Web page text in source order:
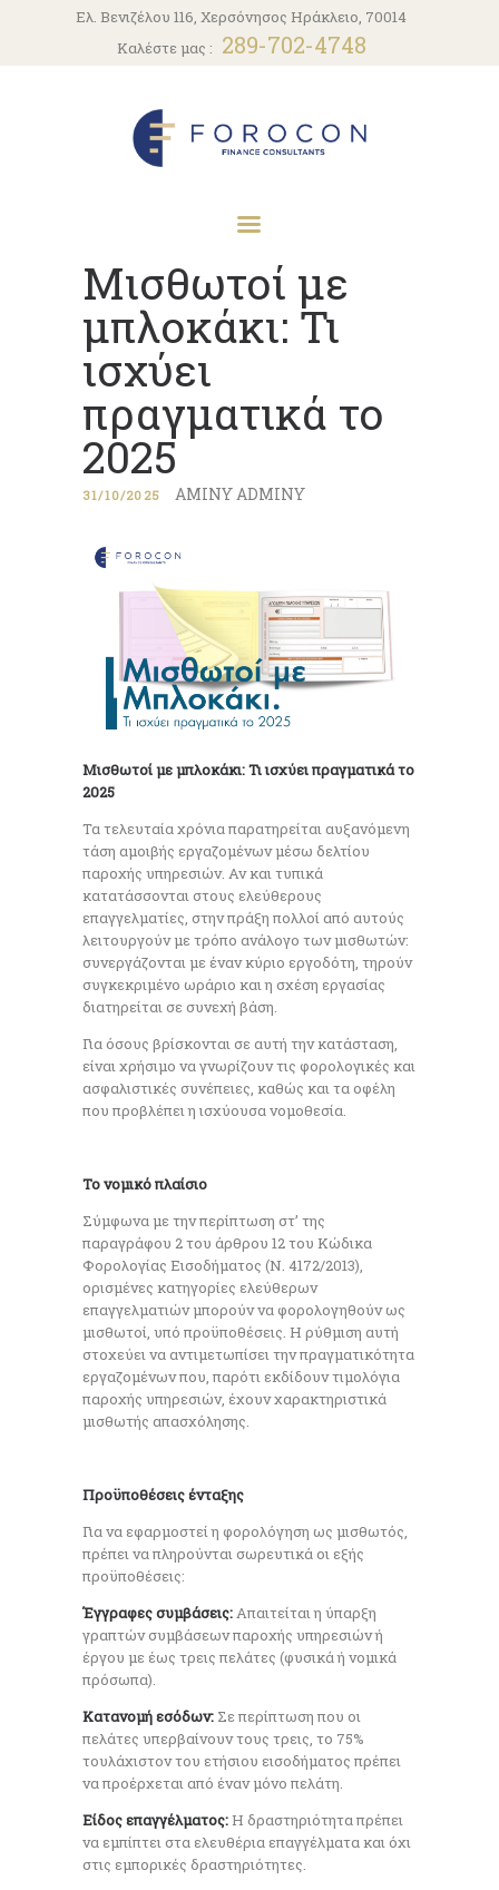
Ελ. Βενιζέλου 116, Χερσόνησος Ηράκλειο, 70014
Καλέστε μας : 289-702-4748
ΑΡΧΙΚΗ
Η ΕΤΑΙΡΕΙΑ
Μισθωτοί με
μπλοκάκι: Τι
ισχύει
πραγματικά το
2025
31/10/2025 AMINY ADMINY
Μισθωτοί με μπλοκάκι: Τι ισχύει πραγματικά το
2025
Τα τελευταία χρόνια παρατηρείται αυξανόμενη
τάση αμοιβής εργαζομένων μέσω δελτίου
παροχής υπηρεσιών. Αν και τυπικά
κατατάσσονται στους ελεύθερους
επαγγελματίες, στην πράξη πολλοί από αυτούς
λειτουργούν με τρόπο ανάλογο των μισθωτών:
συνεργάζονται με έναν κύριο εργοδότη, τηρούν
συγκεκριμένο ωράριο και η σχέση εργασίας
διατηρείται σε συνεχή βάση.
Για όσους βρίσκονται σε αυτή την κατάσταση,
είναι χρήσιμο να γνωρίζουν τις φορολογικές και
ασφαλιστικές συνέπειες, καθώς και τα οφέλη
που προβλέπει η ισχύουσα νομοθεσία.
Το νομικό πλαίσιο
Σύμφωνα με την περίπτωση στ’ της
παραγράφου 2 του άρθρου 12 του Κώδικα
Φορολογίας Εισοδήματος (Ν. 4172/2013),
ορισμένες κατηγορίες ελεύθερων
επαγγελματιών μπορούν να φορολογηθούν ως
μισθωτοί, υπό προϋποθέσεις. Η ρύθμιση αυτή
στοχεύει να αντιμετωπίσει την πραγματικότητα
εργαζομένων που, παρότι εκδίδουν τιμολόγια
παροχής υπηρεσιών, έχουν χαρακτηριστικά
μισθωτής απασχόλησης.
Προϋποθέσεις ένταξης
Για να εφαρμοστεί η φορολόγηση ως μισθωτός,
πρέπει να πληρούνται σωρευτικά οι εξής
προϋποθέσεις:
Έγγραφες συμβάσεις:Απαιτείται η ύπαρξη
γραπτών συμβάσεων παροχής υπηρεσιών ή
έργου με έως τρεις πελάτες (φυσικά ή νομικά
πρόσωπα).
Κατανομή εσόδων: Σε περίπτωση που οι
πελάτες υπερβαίνουν τους τρεις, το 75%
τουλάχιστον του ετήσιου εισοδήματος πρέπει
να προέρχεται από έναν μόνο πελάτη.
Είδος επαγγέλματος:Η δραστηριότητα πρέπει
να εμπίπτει στα ελευθέρια επαγγέλματα και όχι
στις εμπορικές δραστηριότητες.